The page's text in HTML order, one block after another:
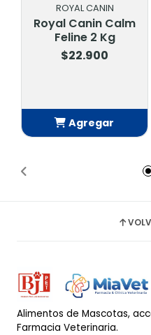
Beaphar
Calming Spot On
Gato 3x 0.4 Ml
$13.900
Agregar
Alimentos de Mascotas,
Farmacia Veterinaria.